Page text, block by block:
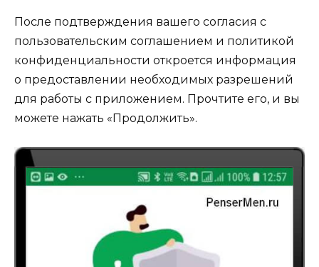
После подтверждения вашего согласия с
пользовательским соглашением и политикой
конфиденциальности откроется информация
о предоставлении необходимых разрешений
для работы с приложением. Прочтите его, и вы
можете нажать «Продолжить».